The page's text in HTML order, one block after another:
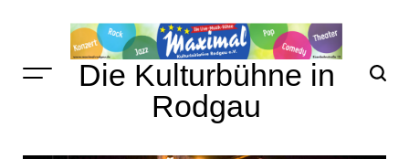
to
content
Die Kulturbühne in
Rodgau